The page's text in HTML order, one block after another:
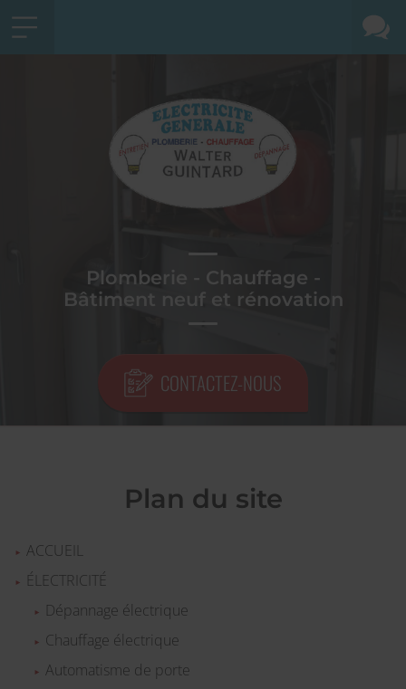
Plomberie - Chauffage -
Bâtiment neuf et rénovation
CONTACTEZ-NOUS
Plan du site
ACCUEIL
ÉLECTRICITÉ
Dépannage électrique
Chauffage électrique
Automatisme de porte